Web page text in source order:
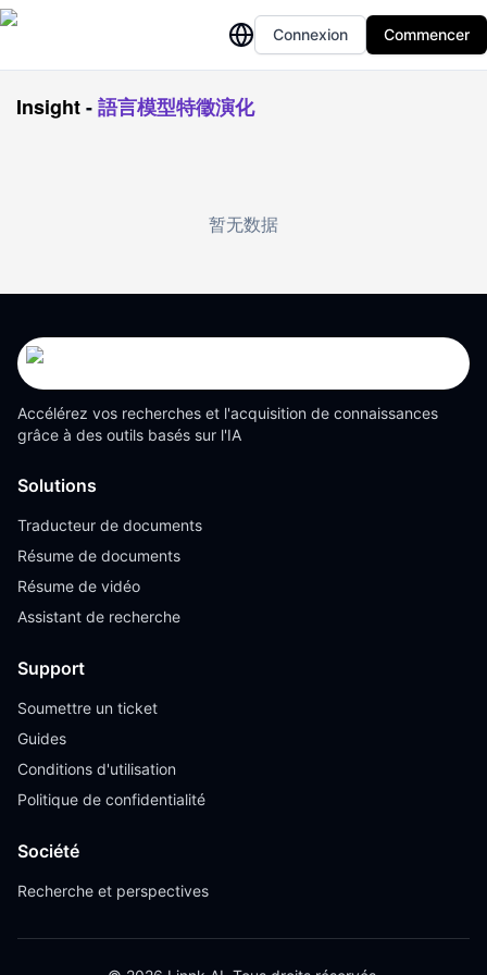
Connexion Commencer
Insight-語言模型特徵演化
暂无数据
Accélérez vos recherches et l'acquisition de connaissances
grâce à des outils basés sur l'IA
Solutions
Traducteur de documents
Résume de documents
Résume de vidéo
Assistant de recherche
Support
Soumettre un ticket
Guides
Conditions d'utilisation
Politique de confidentialité
Société
Recherche et perspectives